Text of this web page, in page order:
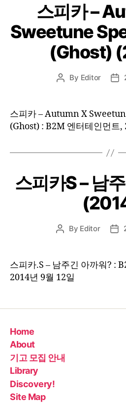
스피카 –
Sweetune
(Ghost)
Post
By Editor
스피카 – Autumn X
(Ghost) : B2M 엔터테인먼트,
스피카S – 남
Post
By Editor
스피카.S – 남주긴 아까워? :
2014년 9월 12일
Home
About
기고 모집 안내
Library
Discovery!
Site Map